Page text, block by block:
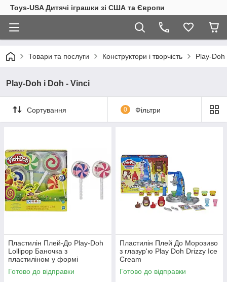
Toys-USA Дитячі іграшки зі США та Європи
Товари та послуги Конструктори і творчість Play-Doh
Play-Doh і Doh - Vinci
Сортування 0 Фільтри
Пластилін Плей-До Play-Doh
Lollipop Баночка з
пластиліном у формі
льодяника
Готово до відправки
Пластилін Плей До Морозиво
з глазур'ю Play Doh Drizzy Ice
Cream
Готово до відправки